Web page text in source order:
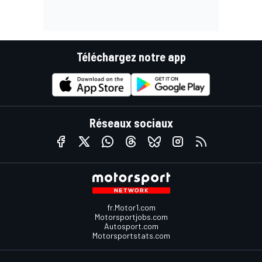
Téléchargez notre app
Réseaux sociaux
fr.Motor1.com
Motorsportjobs.com
Autosport.com
Motorsportstats.com